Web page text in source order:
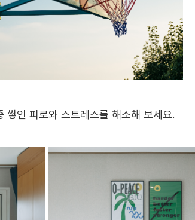
쌓인 피로와 스트레스를 해소해 보세요.